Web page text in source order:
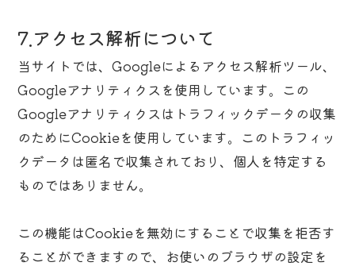
7.アクセス解析について
当サイトでは、Googleによるアクセス解析ツール、
Googleアナリティクスを使用しています。この
Googleアナリティクスはトラフィックデータの収集
のためにCookieを使用しています。このトラフィッ
クデータは匿名で収集されており、個人を特定する
ものではありません。
この機能はCookieを無効にすることで収集を拒否す
ることができますので、お使いのブラウザの設定を